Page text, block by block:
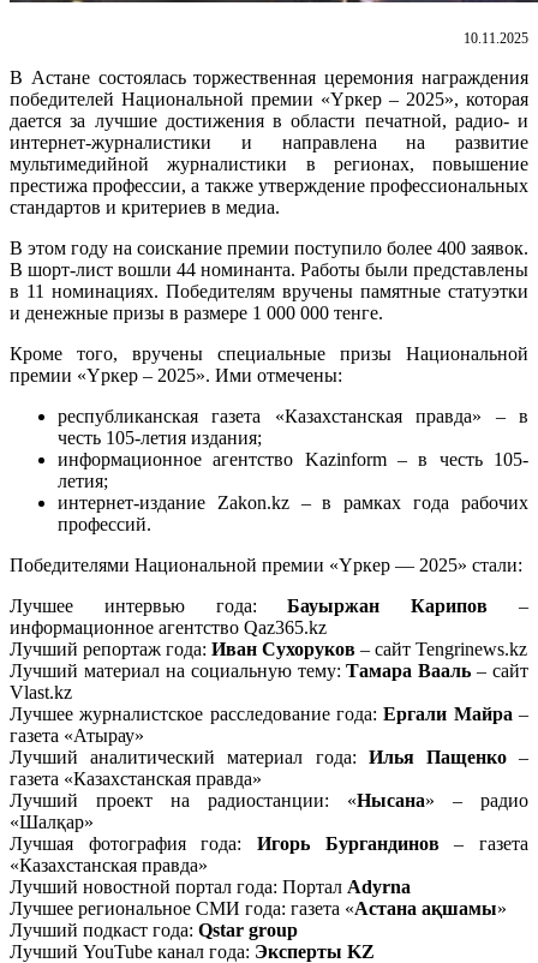
10.11.2025
В Астане состоялась торжественная церемония награждения
победителей Национальной премии «Үркер – 2025», которая
дается за лучшие достижения в области печатной, радио- и
интернет-журналистики и направлена на развитие
мультимедийной журналистики в регионах, повышение
престижа профессии, а также утверждение профессиональных
стандартов и критериев в медиа.
В этом году на соискание премии поступило более 400 заявок.
В шорт-лист вошли 44 номинанта. Работы были представлены
в 11 номинациях. Победителям вручены памятные статуэтки
и денежные призы в размере 1 000 000 тенге.
Кроме того, вручены специальные призы Национальной
премии «Үркер – 2025». Ими отмечены:
республиканская газета «Казахстанская правда» – в
честь 105-летия издания;
информационное агентство Kazinform – в честь 105-
летия;
интернет-издание Zakon.kz – в рамках года рабочих
профессий.
Победителями Национальной премии «Үркер — 2025» стали:
Лучшее интервью года:Бауыржан Карипов –
информационное агентство Qaz365.kz
Лучший репортаж года: Иван Сухоруков – сайт Tengrinews.kz
Лучший материал на социальную тему:Тамара Вааль – сайт
Vlast.kz
Лучшее журналистское расследование года: Ергали Майра –
газета «Атырау»
Лучший аналитический материал года: Илья Пащенко–
газета «Казахстанская правда»
Лучший проект на радиостанции: «Нысана» – радио
«Шалқар»
Лучшая фотография года: Игорь Бургандинов– газета
«Казахстанская правда»
Лучший новостной портал года: Портал Adyrna
Лучшее региональное СМИ года: газета «Астана ақшамы»
Лучший подкаст года: Qstar group
Лучший YouTube канал года: Эксперты KZ